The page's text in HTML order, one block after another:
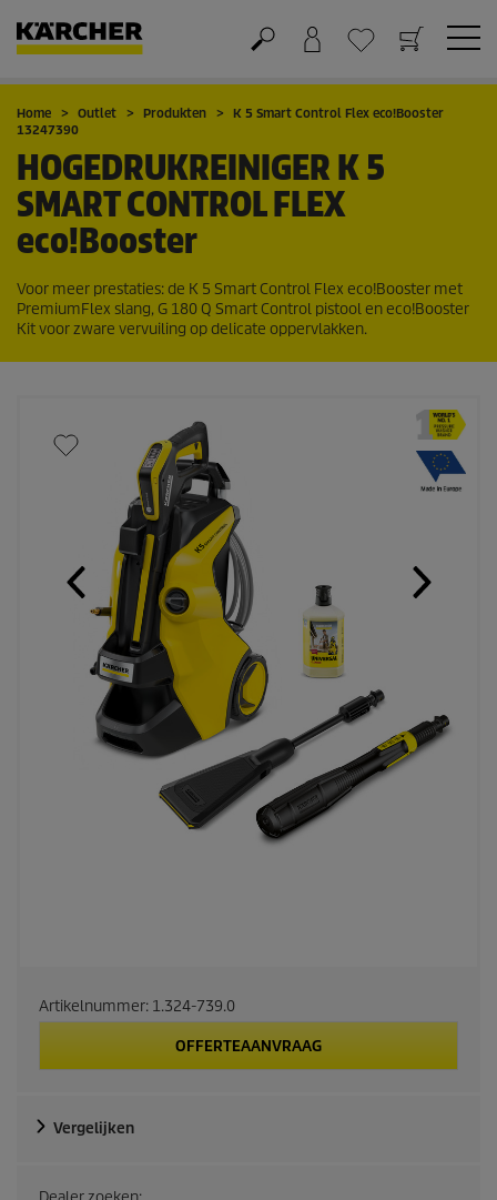
Winkelwagen
Wensenlijstje
Home Outlet Produkten K 5 Smart Control Flex eco!Booster
13247390
HOGEDRUKREINIGER K 5
SMART CONTROL FLEX
eco!Booster
Voor meer prestaties: de K 5 Smart Control Flex eco!Booster met
PremiumFlex slang, G 180 Q Smart Control pistool eneco!Booster
Kit voor zware vervuiling op delicate oppervlakken.
Artikelnummer: 1.324-739.0
OFFERTEAANVRAAG
Vergelijken